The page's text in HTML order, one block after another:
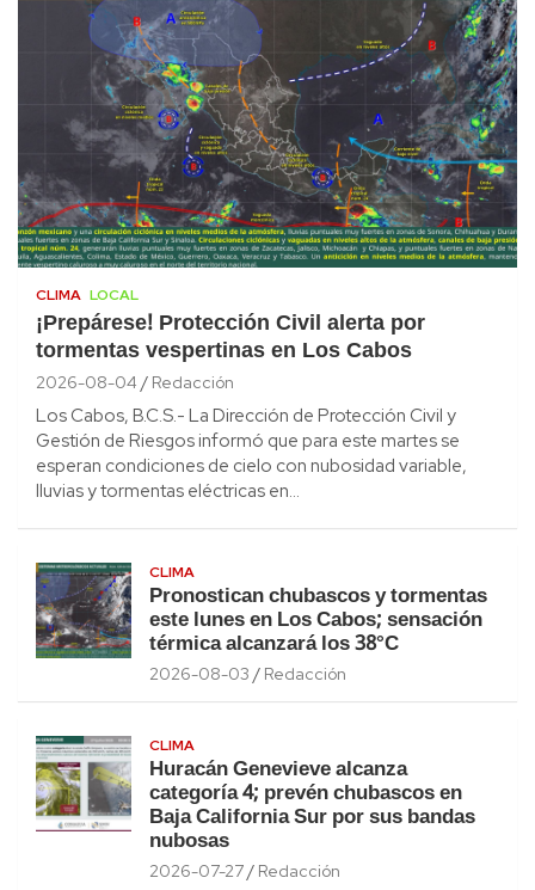
CLIMA LOCAL
¡Prepárese! Protección Civil alerta por
tormentas vespertinas en Los Cabos
2026-08-04 Redacción
Los Cabos, B.C.S.- La Dirección de Protección Civil y
Gestión de Riesgos informó que para este martes se
esperan condiciones de cielo con nubosidad variable,
lluvias y tormentas eléctricas en…
CLIMA
Pronostican chubascos y tormentas
este lunes en Los Cabos; sensación
térmica alcanzará los 38°C
2026-08-03 Redacción
CLIMA
Huracán Genevieve alcanza
categoría 4; prevén chubascos en
Baja California Sur por sus bandas
nubosas
2026-07-27 Redacción